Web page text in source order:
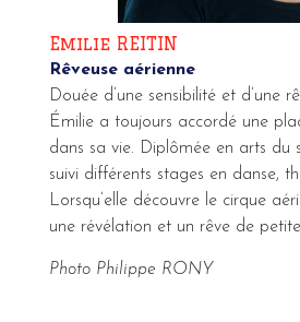
Emilie REITIN
Rêveuse aérienne
Douée d’une sensibilité et d’une
Émilie a toujours accordé une
dans sa vie. Diplômée en arts du
suivi différents stages en danse,
Lorsqu’elle découvre le cirque
une révélation et un rêve de
Photo Philippe RONY